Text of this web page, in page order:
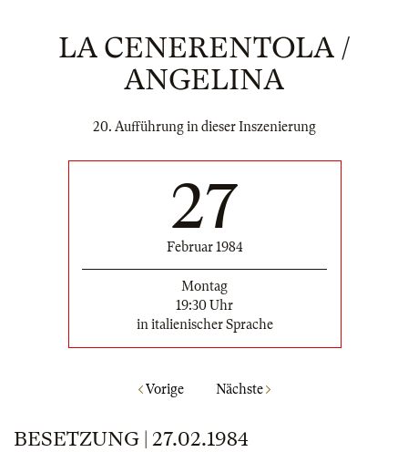
LA CENERENTOLA /
ANGELINA
20. Aufführung in dieser Inszenierung
27
Februar 1984
Montag
19:30 Uhr
in italienischer Sprache
Vorige Nächste
BESETZUNG | 27.02.1984